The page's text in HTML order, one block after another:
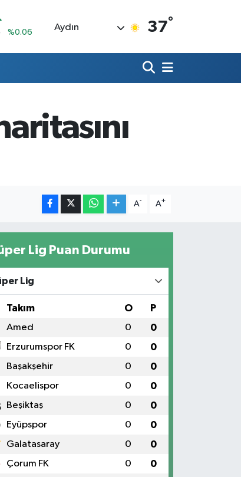
%0.06
Aydın 37°
A- A+
Lig Puan Durumu
Lig
Takım O P
Amed 0 0
Erzurumspor FK 0 0
Başakşehir 0 0
Kocaelispor 0 0
Beşiktaş 0 0
Eyüpspor 0 0
Galatasaray 0 0
Çorum FK 0 0